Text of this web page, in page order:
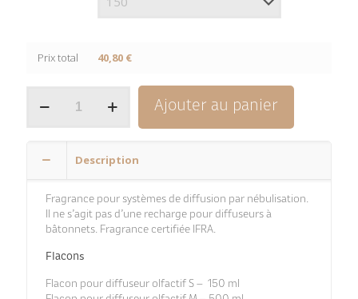
Prix total 40,80 €
Ajouter au panier
Description
Fragrance pour systèmes de diffusion par nébulisation.
Il ne s’agit pas d’une recharge pour diffuseurs à
bâtonnets. Fragrance certifiée IFRA.
Flacons
Flacon pour diffuseur olfactif S – 150 ml